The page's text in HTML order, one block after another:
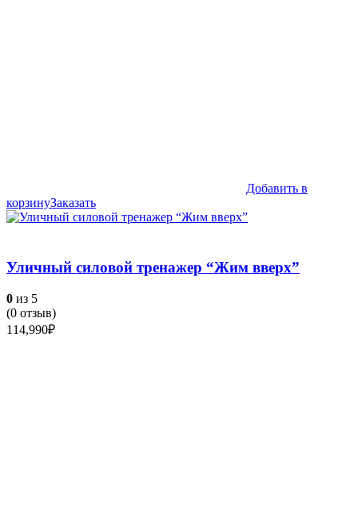
Добавить в
корзинуЗаказать
Уличный силовой тренажер “Жим вверх”
0 из 5
(0 отзыв)
114,990₽